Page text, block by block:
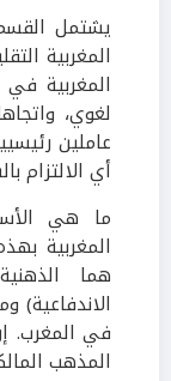
يشتمل
المغربية
المغربية
لغوي،
عاملين
أي الالتزام
ما هي
المغربية
هما
الاندفاعية)
في المغرب.
المذهب